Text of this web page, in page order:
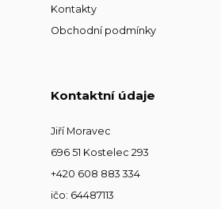
Kontakty
Obchodní podmínky
Kontaktní údaje
Jiří Moravec
696 51 Kostelec 293
+420 608 883 334
ičo: 64487113